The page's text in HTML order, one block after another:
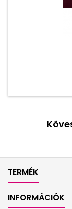
TERMÉK
INFORMÁCIÓK